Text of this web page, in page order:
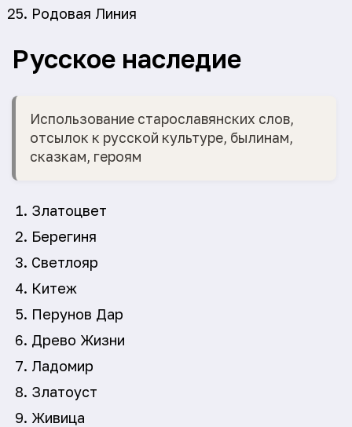
Родовая Линия
Русское наследие
Использование старославянских слов,
отсылок к русской культуре, былинам,
сказкам, героям
Златоцвет
Берегиня
Светлояр
Китеж
Перунов Дар
Древо Жизни
Ладомир
Златоуст
Живица